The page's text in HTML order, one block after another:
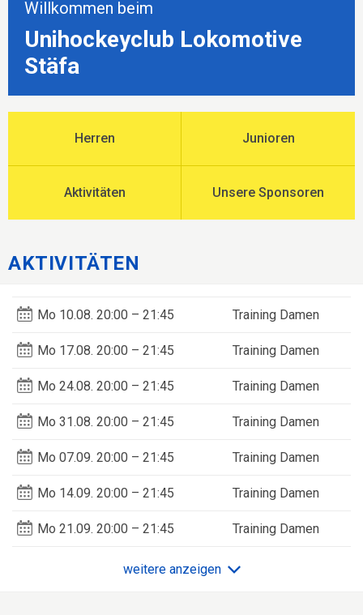
Willkommen beim
Unihockeyclub Lokomotive
Stäfa
Herren Junioren
Aktivitäten Unsere Sponsoren
AKTIVITÄTEN
Mo 10.08. 20:00 – 21:45 Training Damen
Mo 17.08. 20:00 – 21:45 Training Damen
Mo 24.08. 20:00 – 21:45 Training Damen
Mo 31.08. 20:00 – 21:45 Training Damen
Mo 07.09. 20:00 – 21:45 Training Damen
Mo 14.09. 20:00 – 21:45 Training Damen
Mo 21.09. 20:00 – 21:45 Training Damen
weitere anzeigen